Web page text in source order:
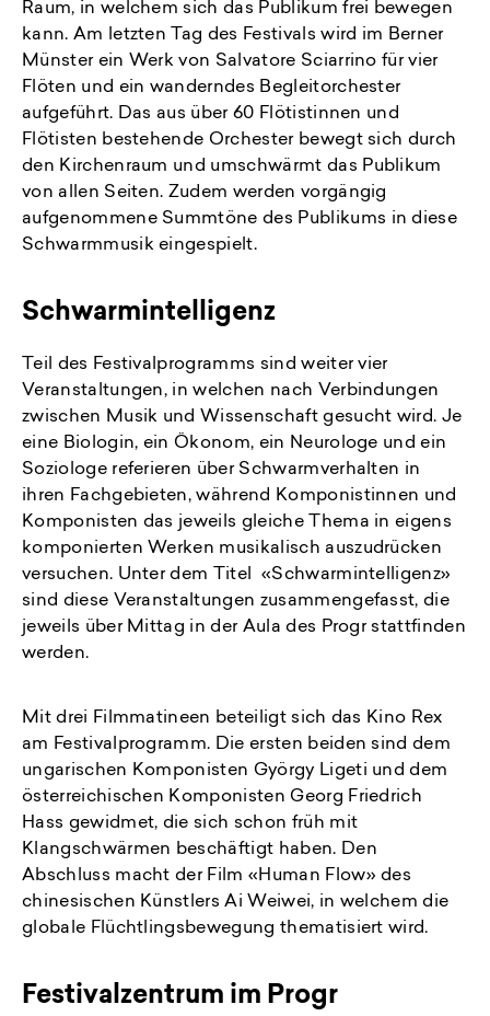
Raum, in welchem sich das Publikum frei bewegen
kann. Am letzten Tag des Festivals wird im Berner
Münster ein Werk von Salvatore Sciarrino für vier
Flöten und ein wanderndes Begleitorchester
aufgeführt. Das aus über 60 Flötistinnen und
Flötisten bestehende Orchester bewegt sich durch
den Kirchenraum und umschwärmt das Publikum
von allen Seiten. Zudem werden vorgängig
aufgenommene Summtöne des Publikums in diese
Schwarmmusik eingespielt.
Schwarmintelligenz
Teil des Festivalprogramms sind weiter vier
Veranstaltungen, in welchen nach Verbindungen
zwischen Musik und Wissenschaft gesucht wird. Je
eine Biologin, ein Ökonom, ein Neurologe und ein
Soziologe referieren über Schwarmverhalten in
ihren Fachgebieten, während Komponistinnen und
Komponisten das jeweils gleiche Thema in eigens
komponierten Werken musikalisch auszudrücken
versuchen. Unter dem Titel «Schwarmintelligenz»
sind diese Veranstaltungen zusammengefasst, die
jeweils über Mittag in der Aula des Progr stattfinden
werden.
Mit drei Filmmatineen beteiligt sich das Kino Rex
am Festivalprogramm. Die ersten beiden sind dem
ungarischen Komponisten György Ligeti und dem
österreichischen Komponisten Georg Friedrich
Hass gewidmet, die sich schon früh mit
Klangschwärmen beschäftigt haben. Den
Abschluss macht der Film «Human Flow» des
chinesischen Künstlers Ai Weiwei, in welchem die
globale Flüchtlingsbewegung thematisiert wird.
Festivalzentrum im Progr